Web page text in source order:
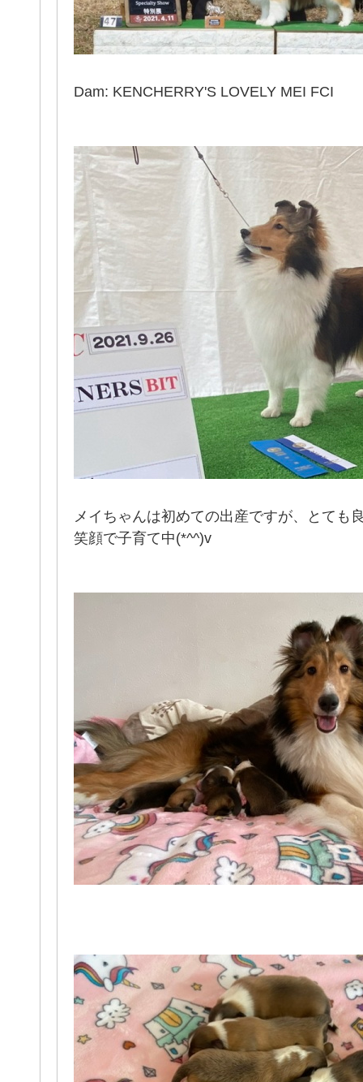
Dam: KENCHERRY'S LOVELY MEI FCI
メイちゃんは初めての出産ですが、とても
笑顔で子育て中(*^^)v